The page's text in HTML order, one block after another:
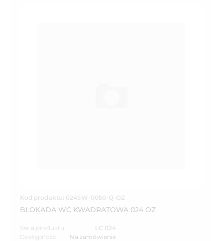
Kod produktu: 024SW-0050-Q-OZ
BLOKADA WC KWADRATOWA 024 OZ
Seria produktu:
LC 024
Dostępność:
Na zamówienie